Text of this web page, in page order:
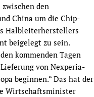
den
China um die Chip-
Halbleiterherstellers
beigelegt zu sein.
kommenden Tagen
von Nexperia-
beginnen.“ Das hat der
Wirtschaftsminister